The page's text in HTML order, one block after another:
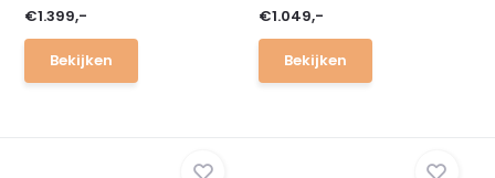
€1.399,-
Bekijken
€1.049,-
Bekijken